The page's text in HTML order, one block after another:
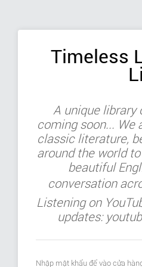
Timeless
A unique library
coming soon... We
classic literature,
around the world
beautiful
conversation
Listening on
updates:
Nhập mật khẩu để vào cửa